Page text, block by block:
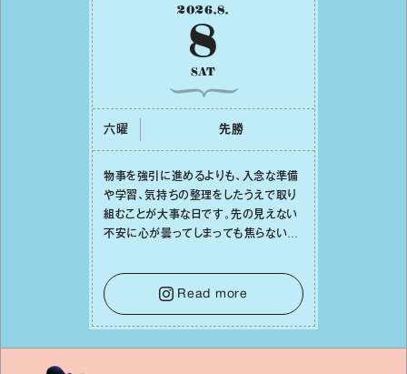
2026.8.
8
SAT
六曜 先勝
物事を強引に進めるよりも、⼊念な準備
や学習、気持ちの整理をしたうえで取り
組むことが⼤事な⽇です。先の⾒えない
不安に⼼が曇ってしまっても焦らない
⾝や疲れていそうな⼈をいたわることに
時間を使いましょう。ここでしっかりとエ
ネルギーを蓄え、困難を乗り越える⼒に
変えましょう。
Read more